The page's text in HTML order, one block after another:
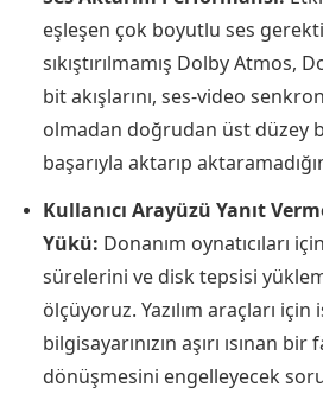
eşleşen çok boyutlu ses
sıkıştırılmamış Dolby Atmos,
bit akışlarını, ses-video
olmadan doğrudan üst düzey
başarıyla aktarıp
Kullanıcı Arayüzü Yanıt
Yükü: Donanım oynatıcıları
sürelerini ve disk tepsisi
ölçüyoruz. Yazılım araçları için
bilgisayarınızın aşırı ısınan
dönüşmesini engelleyecek